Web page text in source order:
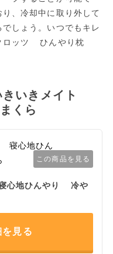
、冷却中に取り外して
しょう。いつでもキレ
ロッツ ひんやり枕
いきメイト
くら
この商品を見る
心地ひんやり 冷や
見る